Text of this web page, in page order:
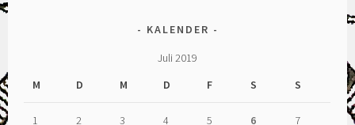
KALENDER
Juli 2019
M
D M D F S S
1 2 3 4 5 6 7